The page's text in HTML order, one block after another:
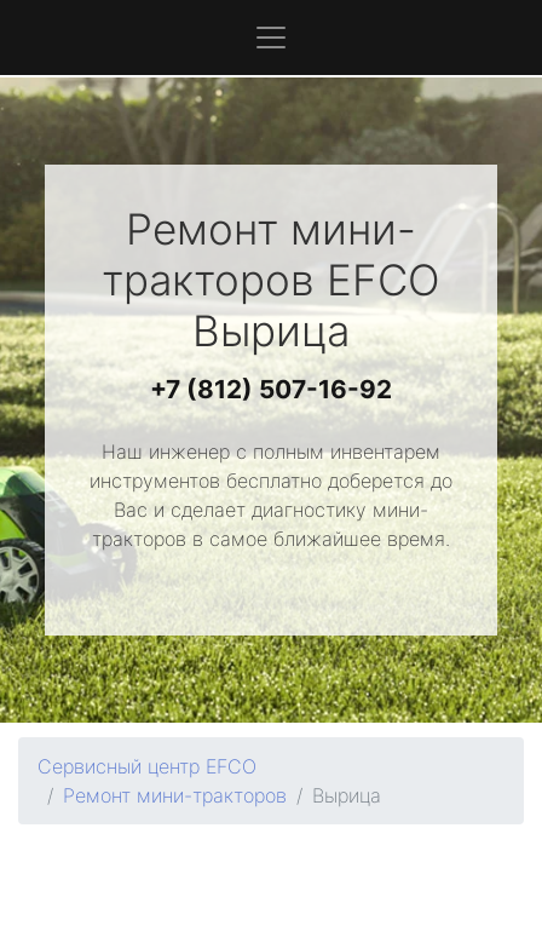
Ремонт мини-
тракторов EFCO
Вырица
+7 (812) 507-16-92
Наш инженер с полным инвентарем
инструментов бесплатно доберется до
Вас и сделает диагностику мини-
тракторов в самое ближайшее время.
Сервисный центр EFCO
Ремонт мини-тракторов
Вырица